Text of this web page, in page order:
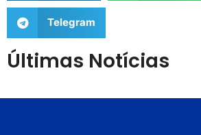
Telegram
Últimas Notícias